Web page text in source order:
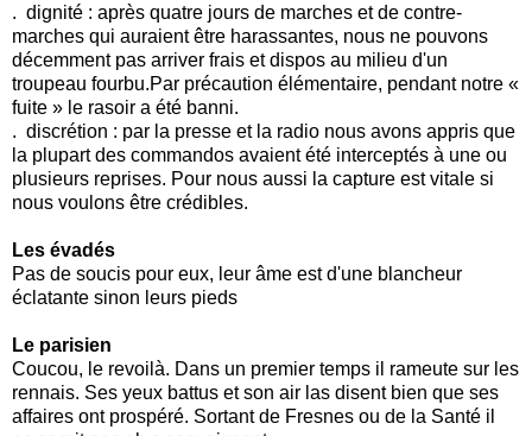
. dignité : après quatre jours de marches et de contre-
marches qui auraient être harassantes, nous ne pouvons
décemment pas arriver frais et dispos au milieu d'un
troupeau fourbu.Par précaution élémentaire, pendant notre «
fuite » le rasoir a été banni.
. discrétion : par la presse et la radio nous avons appris que
la plupart des commandos avaient été interceptés à une ou
plusieurs reprises. Pour nous aussi la capture est vitale si
nous voulons être crédibles.
Les évadés
Pas de soucis pour eux, leur âme est d'une blancheur
éclatante sinon leurs pieds
Le parisien
Coucou, le revoilà. Dans un premier temps il rameute sur les
rennais. Ses yeux battus et son air las disent bien que ses
affaires ont prospéré. Sortant de Fresnes ou de la Santé il